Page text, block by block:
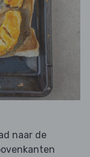
naar de